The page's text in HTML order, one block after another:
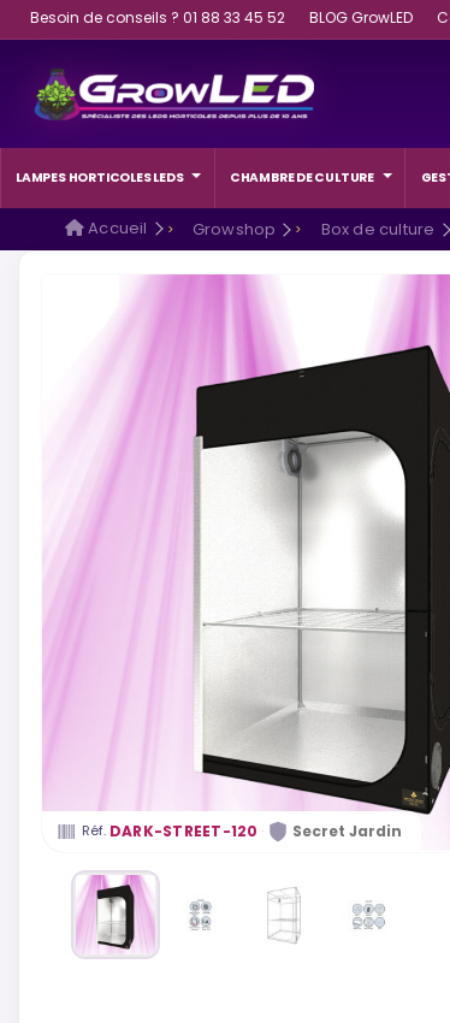
Besoin de conseils ? 01 88 33 45 52 BLOG GrowLED
LAMPES HORTICOLES LEDS CHAMBRE DE CULTURE
Accueil Growshop Box de culture
Réf. DARK-STREET-120 · Secret Jardin